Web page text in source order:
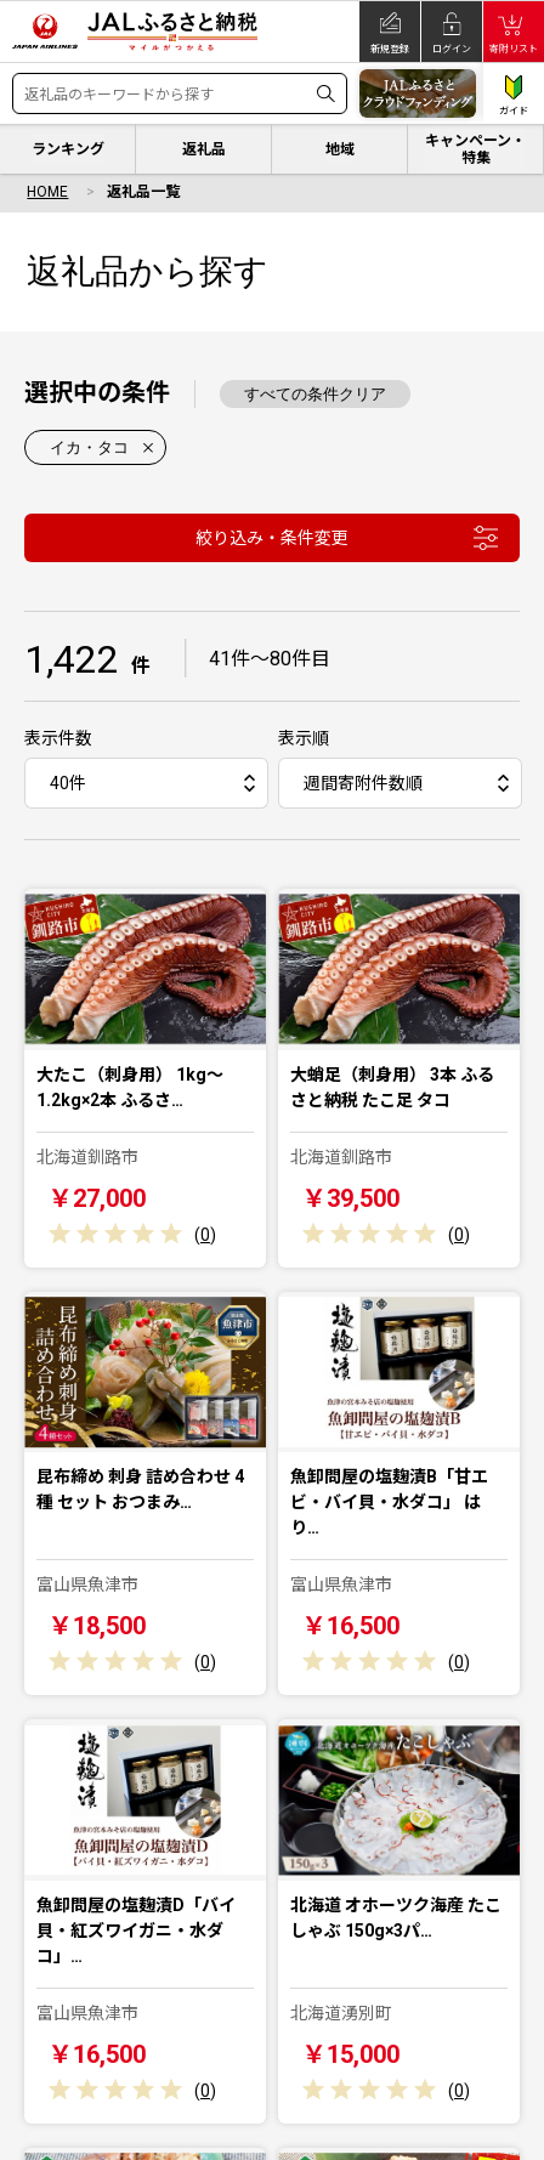
新規登録 ログイン 寄附リスト
ガイド
ランキング 返礼品 地域
キャンペーン・
特集
HOME 返礼品一覧
返礼品から探す
選択中の条件 すべての条件クリア
イカ・タコ
絞り込み・条件変更
1,422 件 41件〜80件目
表示件数 表示順
大たこ（刺身用） 1kg〜
1.2kg×2本 ふるさ…
北海道釧路市
￥27,000
(0)
大蛸足（刺身用） 3本 ふる
さと納税 たこ足 タコ
北海道釧路市
￥39,500
(0)
昆布締め 刺身 詰め合わせ 4
種 セット おつまみ…
富山県魚津市
￥18,500
(0)
魚卸問屋の塩麹漬B「甘エ
ビ・バイ貝・水ダコ」 は
り…
富山県魚津市
￥16,500
(0)
魚卸問屋の塩麹漬D「バイ
貝・紅ズワイガニ・水ダ
コ」…
富山県魚津市
￥16,500
(0)
北海道 オホーツク海産 たこ
しゃぶ 150g×3パ…
北海道湧別町
￥15,000
(0)